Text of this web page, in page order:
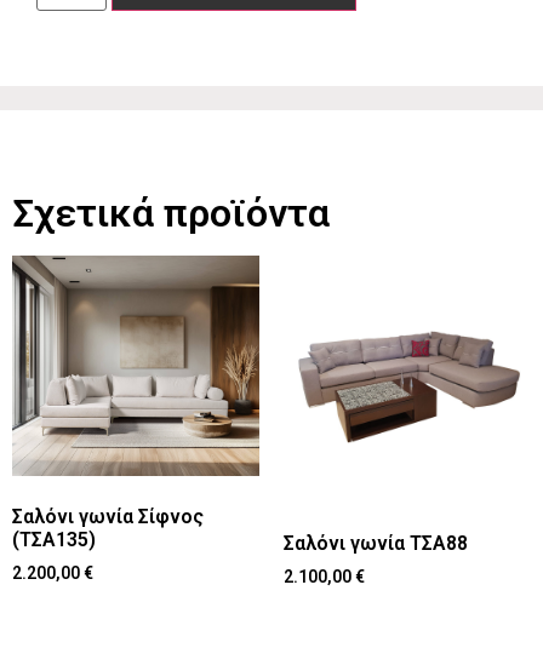
Σχετικά προϊόντα
Σαλόνι γωνία Σίφνος
(ΤΣΑ135)
2.200,00€
Σαλόνι γωνία ΤΣΑ88
2.100,00€